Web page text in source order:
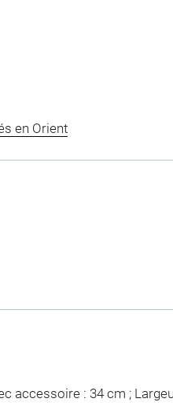
en Orient
accessoire : 34 cm ;